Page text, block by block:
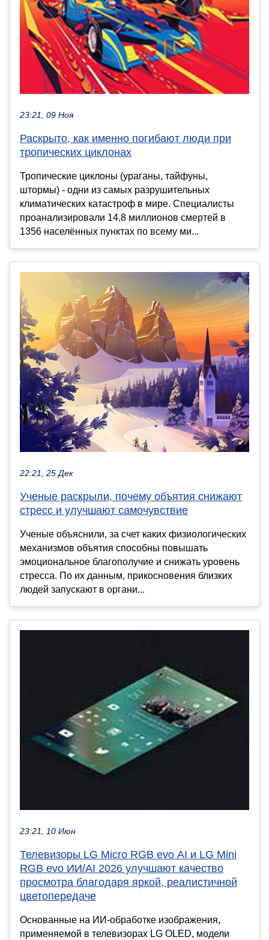
23:21, 09 Ноя
Раскрыто, как именно погибают люди при
тропических циклонах
Тропические циклоны (ураганы, тайфуны,
штормы) - одни из самых разрушительных
климатических катастроф в мире. Специалисты
проанализировали 14,8 миллионов смертей в
1356 населённых пунктах по всему ми...
22:21, 25 Дек
Ученые раскрыли, почему объятия снижают
стресс и улучшают самочувствие
Ученые объяснили, за счет каких физиологических
механизмов объятия способны повышать
эмоциональное благополучие и снижать уровень
стресса. По их данным, прикосновения близких
людей запускают в органи...
23:21, 10 Июн
Телевизоры LG Micro RGB evo AI и LG Mini
RGB evo ИИ/AI 2026 улучшают качество
просмотра благодаря яркой, реалистичной
цветопередаче
Основанные на ИИ-обработке изображения,
применяемой в телевизорах LG OLED, модели